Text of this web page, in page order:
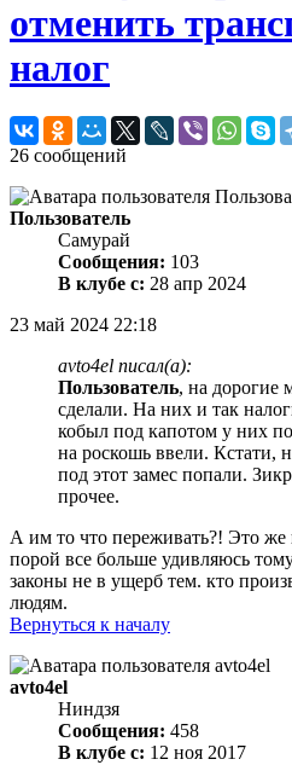
отменить
налог
26 сообщений
Пользователь
Самурай
Сообщения: 103
В клубе с: 28 апр 2024
23 май 2024 22:18
avto4el писал(а):
Пользователь, на дорогие
сделали. На них и так
кобыл под капотом у них
на роскошь ввели. Кстати,
под этот замес попали.
прочее.
А им то что переживать?! Это
порой все больше удивляюсь
законы не в ущерб тем. кто
людям.
Вернуться к началу
avto4el
Ниндзя
Сообщения: 458
В клубе с: 12 ноя 2017